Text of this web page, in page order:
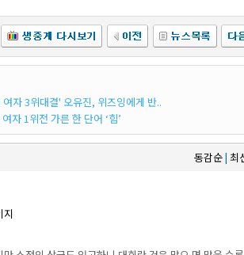
자 3위대결' 오유진, 위즈잉에게 반..
자 1위전 가른 한 단어 ‘힘’
동감순| 최
지